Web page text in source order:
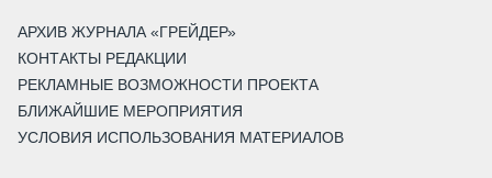
АРХИВ ЖУРНАЛА «ГРЕЙДЕР»
КОНТАКТЫ РЕДАКЦИИ
РЕКЛАМНЫЕ ВОЗМОЖНОСТИ ПРОЕКТА
БЛИЖАЙШИЕ МЕРОПРИЯТИЯ
УСЛОВИЯ ИСПОЛЬЗОВАНИЯ МАТЕРИАЛОВ